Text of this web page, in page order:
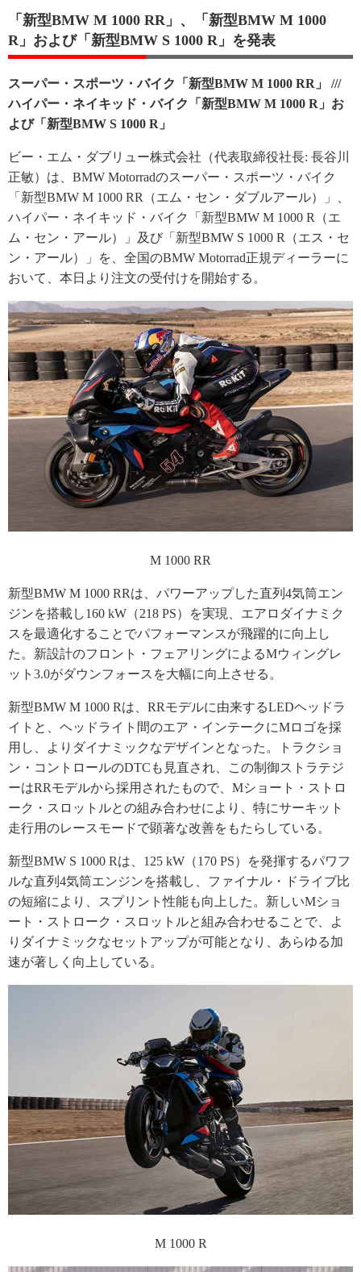
「新型BMW M 1000 RR」、「新型BMW M 1000
R」および「新型BMW S 1000 R」を発表
スーパー・スポーツ・バイク「新型BMW M 1000 RR」 ///
ハイパー・ネイキッド・バイク「新型BMW M 1000 R」お
よび「新型BMW S 1000 R」
ビー・エム・ダブリュー株式会社（代表取締役社長: 長谷川
正敏）は、BMW Motorradのスーパー・スポーツ・バイク
「新型BMW M 1000 RR（エム・セン・ダブルアール）」、
ハイパー・ネイキッド・バイク「新型BMW M 1000 R（エ
ム・セン・アール）」及び「新型BMW S 1000 R（エス・セ
ン・アール）」を、全国のBMW Motorrad正規ディーラーに
おいて、本日より注文の受付けを開始する。
M 1000 RR
新型BMW M 1000 RRは、パワーアップした直列4気筒エン
ジンを搭載し160 kW（218 PS）を実現、エアロダイナミク
スを最適化することでパフォーマンスが飛躍的に向上し
た。新設計のフロント・フェアリングによるMウィングレ
ット3.0がダウンフォースを大幅に向上させる。
新型BMW M 1000 Rは、RRモデルに由来するLEDヘッドラ
イトと、ヘッドライト間のエア・インテークにMロゴを採
用し、よりダイナミックなデザインとなった。トラクショ
ン・コントロールのDTCも見直され、この制御ストラテジ
ーはRRモデルから採用されたもので、Mショート・ストロ
ーク・スロットルとの組み合わせにより、特にサーキット
走行用のレースモードで顕著な改善をもたらしている。
新型BMW S 1000 Rは、125 kW（170 PS）を発揮するパワフ
ルな直列4気筒エンジンを搭載し、ファイナル・ドライブ比
の短縮により、スプリント性能も向上した。新しいMショ
ート・ストローク・スロットルと組み合わせることで、よ
りダイナミックなセットアップが可能となり、あらゆる加
速が著しく向上している。
M 1000 R